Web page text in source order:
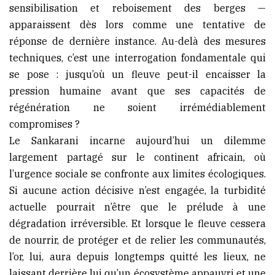
sensibilisation et reboisement des berges —
apparaissent dès lors comme une tentative de
réponse de dernière instance. Au-delà des mesures
techniques, c’est une interrogation fondamentale qui
se pose : jusqu’où un fleuve peut-il encaisser la
pression humaine avant que ses capacités de
régénération ne soient irrémédiablement
compromises ?
Le Sankarani incarne aujourd’hui un dilemme
largement partagé sur le continent africain, où
l’urgence sociale se confronte aux limites écologiques.
Si aucune action décisive n’est engagée, la turbidité
actuelle pourrait n’être que le prélude à une
dégradation irréversible. Et lorsque le fleuve cessera
de nourrir, de protéger et de relier les communautés,
l’or, lui, aura depuis longtemps quitté les lieux, ne